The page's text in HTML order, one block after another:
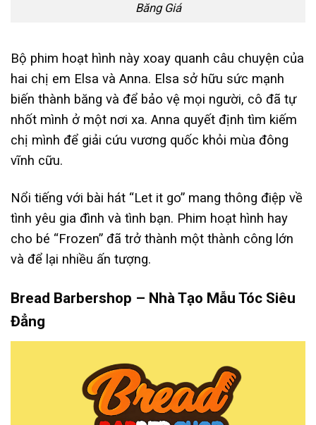
Băng Giá
Bộ phim hoạt hình này xoay quanh câu chuyện của
hai chị em Elsa và Anna. Elsa sở hữu sức mạnh
biến thành băng và để bảo vệ mọi người, cô đã tự
nhốt mình ở một nơi xa. Anna quyết định tìm kiếm
chị mình để giải cứu vương quốc khỏi mùa đông
vĩnh cữu.
Nổi tiếng với bài hát “Let it go” mang thông điệp về
tình yêu gia đình và tình bạn. Phim hoạt hình hay
cho bé “Frozen” đã trở thành một thành công lớn
và để lại nhiều ấn tượng.
Bread Barbershop – Nhà Tạo Mẫu Tóc Siêu
Đẳng